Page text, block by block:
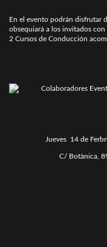
En el evento podrán disfrutar
obsequiará a los invitados con
2 Cursos de Conducción
Jueves 14 de
C/ Botànica,